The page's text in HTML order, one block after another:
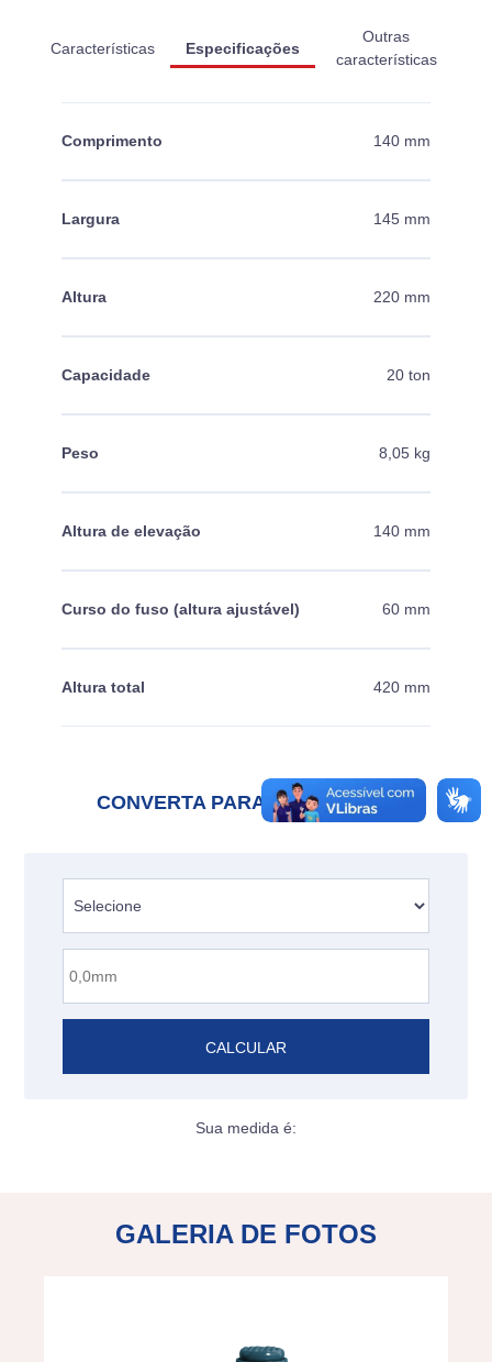
Características Especificações
Outras
características
Comprimento 140 mm
Largura 145 mm
Altura 220 mm
Capacidade 20 ton
Peso 8,05 kg
Altura de elevação 140 mm
Curso do fuso (altura ajustável) 60 mm
Altura total 420 mm
CONVERTA PARA POLEGADAS
CALCULAR
Sua medida é:
GALERIA DE FOTOS